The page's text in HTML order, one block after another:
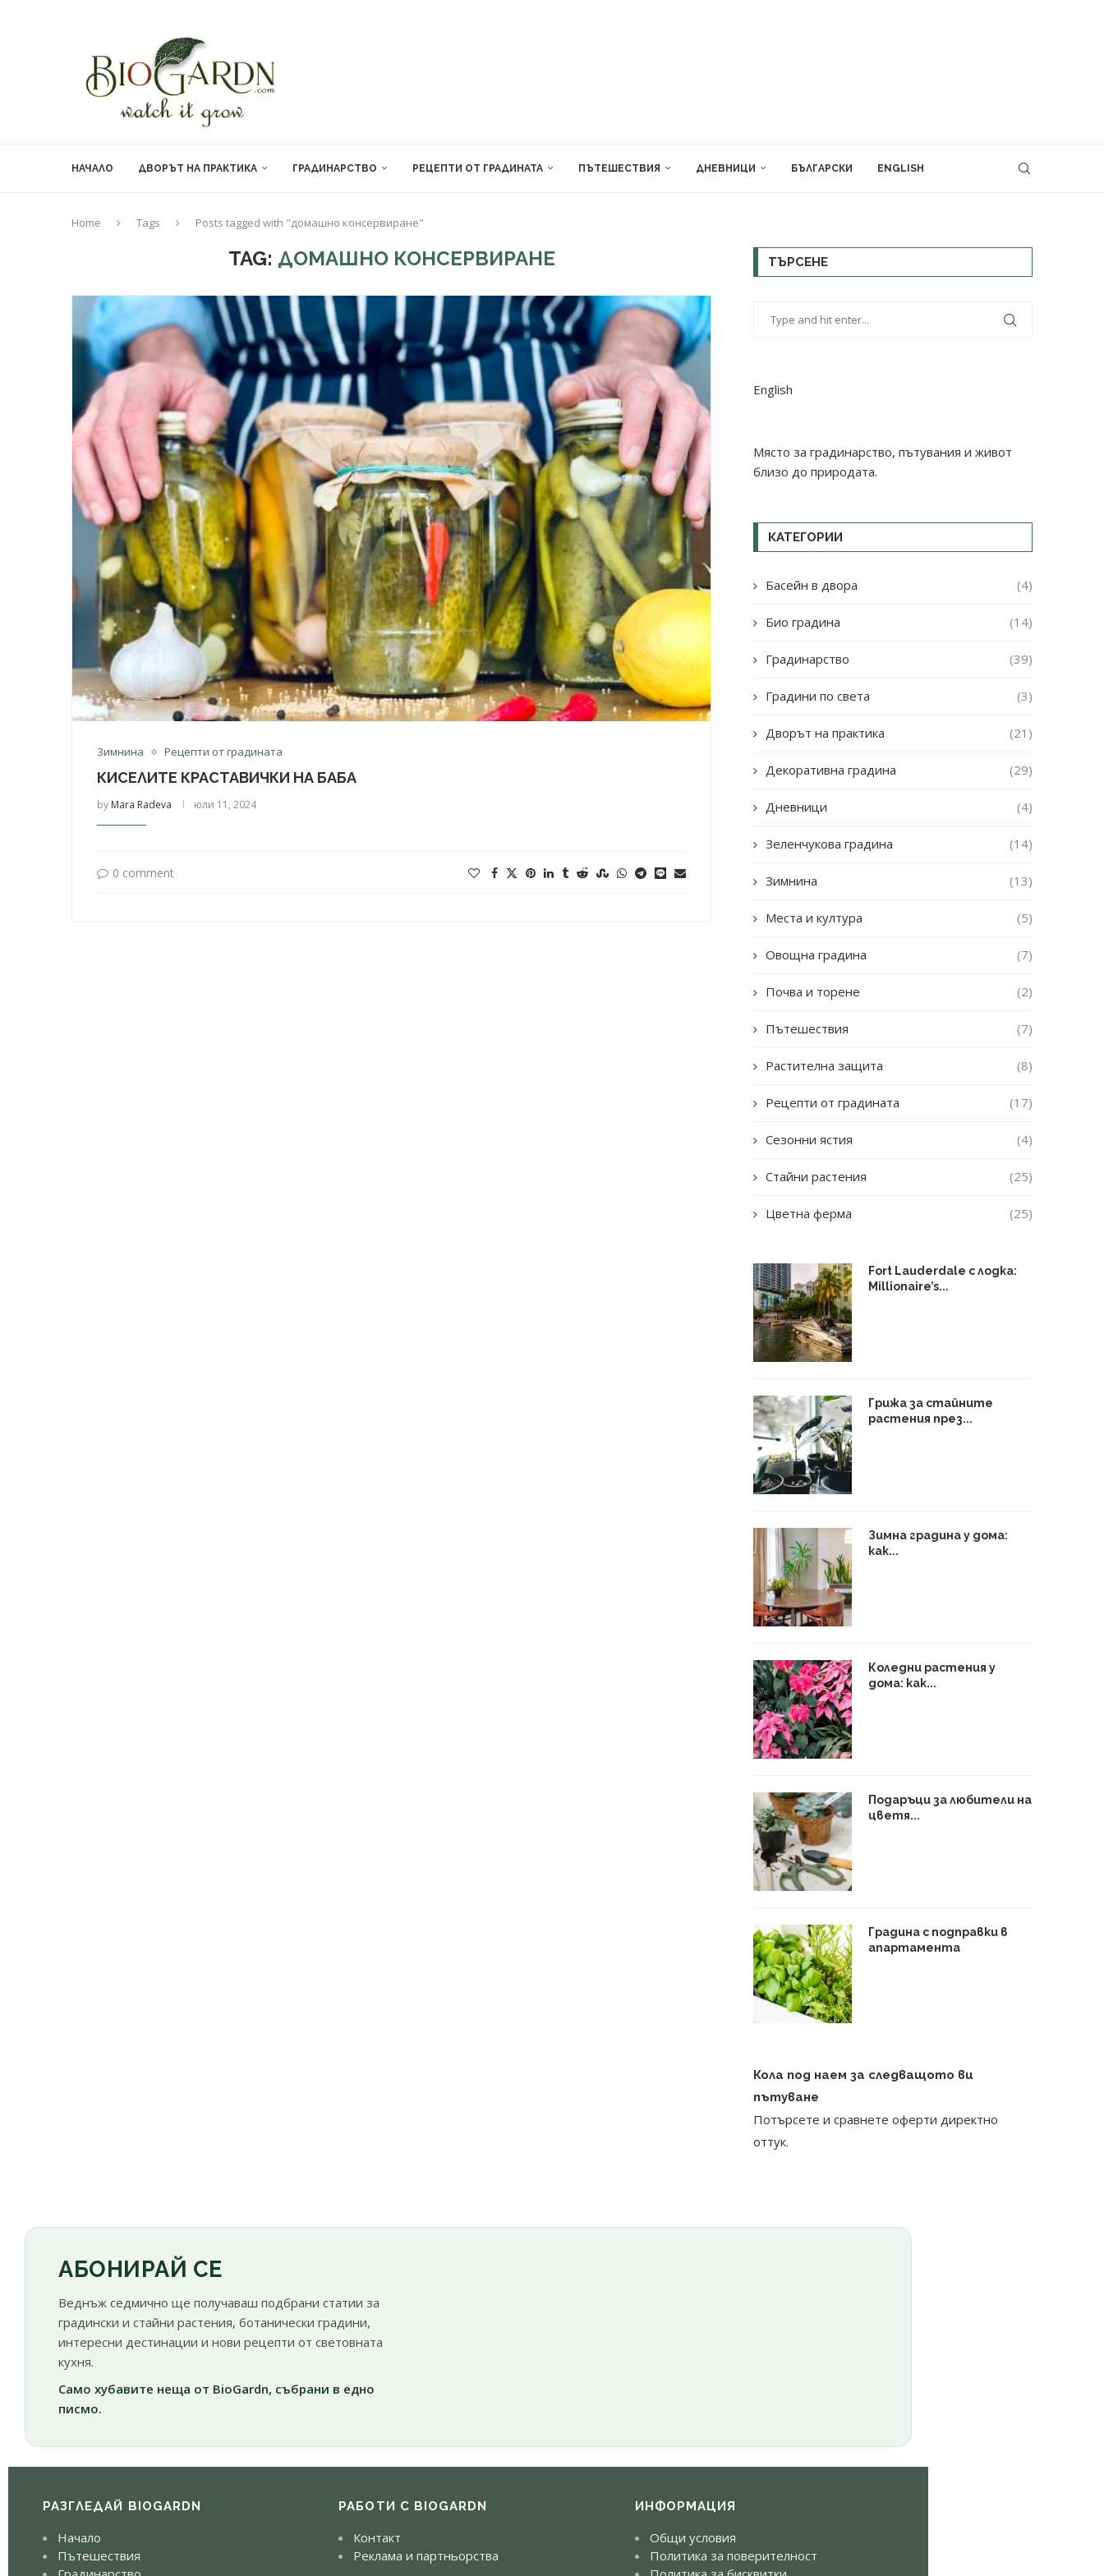
НАЧАЛО ДВОРЪТ НА ПРАКТИКА ГРАДИНАРСТВО РЕЦЕПТИ ОТ ГРАДИНАТА ПЪТЕШЕСТВИЯ ДНЕВНИЦИ БЪЛГАРСКИ ENGLISH
Home Tags Posts tagged with "домашно консервиране"
TAG: ДОМАШНО КОНСЕРВИРАНЕ
Зимнина Рецепти от градината
КИСЕЛИТЕ КРАСТАВИЧКИ НА БАБА
by Mara Radeva юли 11, 2024
0 comment
ТЪРСЕНЕ
English
Място за градинарство, пътувания и живот
близо до природата.
КАТЕГОРИИ
Басейн в двора (4)
Био градина (14)
Градинарство (39)
Градини по света (3)
Дворът на практика (21)
Декоративна градина (29)
Дневници (4)
Зеленчукова градина (14)
Зимнина (13)
Места и култура (5)
Овощна градина (7)
Почва и торене (2)
Пътешествия (7)
Растителна защита (8)
Рецепти от градината (17)
Сезонни ястия (4)
Стайни растения (25)
Цветна ферма (25)
Fort Lauderdale с лодка:
Millionaire’s...
Грижа за стайните
растения през...
Зимна градина у дома:
как...
Коледни растения у
дома: как...
Подаръци за любители на
цветя...
Градина с подправки в
апартамента
Кола под наем за следващото ви
пътуване
Потърсете и сравнете оферти директно
оттук.
АБОНИРАЙ СЕ
Веднъж седмично ще получаваш подбрани статии за
градински и стайни растения, ботанически градини,
интересни дестинации и нови рецепти от световната
кухня.
Само хубавите неща от BioGardn, събрани в едно
писмо.
РАЗГЛЕДАЙ BIOGARDN
Начало
Пътешествия
РАБОТИ С BIOGARDN
Контакт
Реклама и партньорства
ИНФОРМАЦИЯ
Общи условия
Политика за поверителност